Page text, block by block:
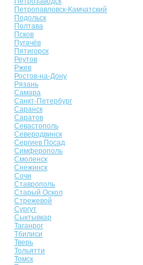
Петропавловск-Камчатский
Подольск
Полтава
Псков
Пугачёв
Пятигорск
Реутов
Ржев
Ростов-на-Дону
Рязань
Самара
Санкт-Петербург
Саранск
Саратов
Севастополь
Северодвинск
Сергиев Посад
Симферополь
Смоленск
Снежинск
Сочи
Ставрополь
Старый Оскол
Стрежевой
Сургут
Сыктывкар
Таганрог
Тбилиси
Тверь
Тольятти
Томск